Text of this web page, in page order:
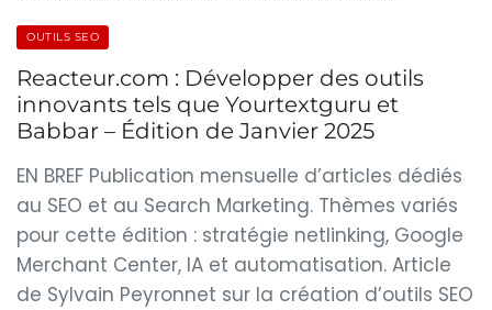
OUTILS SEO
Reacteur.com : Développer des outils
innovants tels que Yourtextguru et
Babbar – Édition de Janvier 2025
EN BREF Publication mensuelle d’articles dédiés
au SEO et au Search Marketing. Thèmes variés
pour cette édition : stratégie netlinking, Google
Merchant Center, IA et automatisation. Article
de Sylvain Peyronnet sur la création d’outils SEO